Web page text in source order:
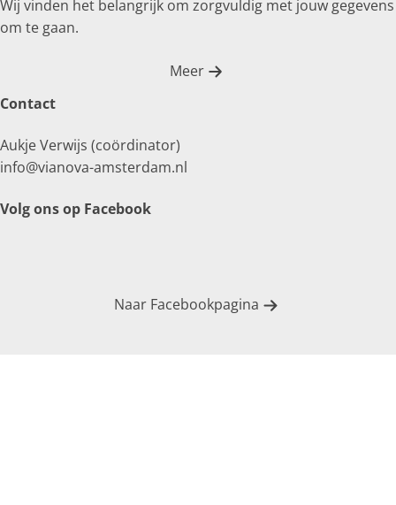
Wij vinden het belangrijk om zorgvuldig met jouw gegevens
om te gaan.
Meer
Contact
Aukje Verwijs (coördinator)
info@vianova-amsterdam.nl
Volg ons op Facebook
Naar Facebookpagina